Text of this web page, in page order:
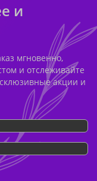
и
мгновенно,
и отслеживайте
акции и